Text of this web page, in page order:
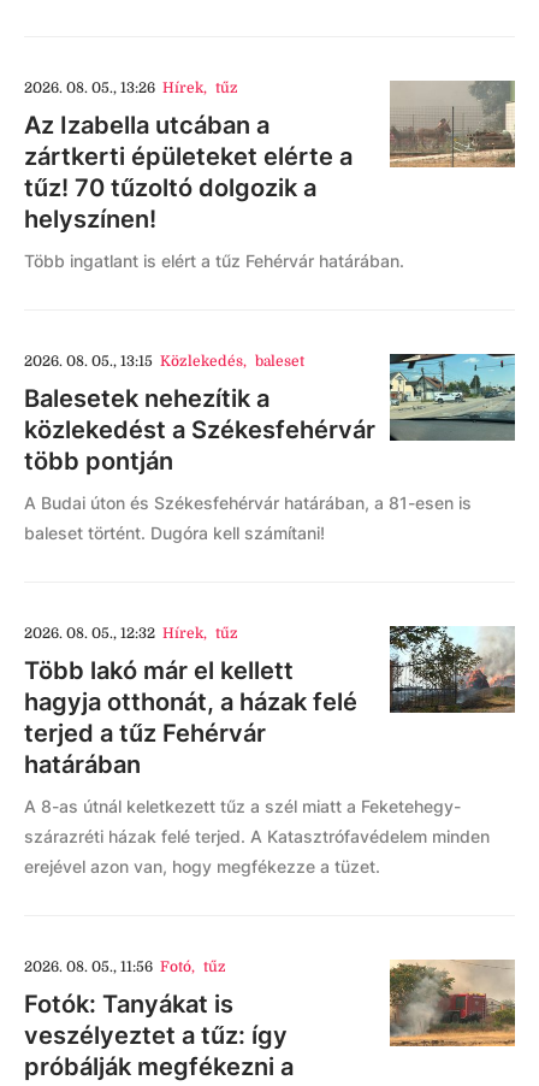
2026. 08. 05., 13:26 Hírek, tűz
Az Izabella utcában a
zártkerti épületeket elérte a
tűz! 70 tűzoltó dolgozik a
helyszínen!
Több ingatlant is elért a tűz Fehérvár határában.
2026. 08. 05., 13:15 Közlekedés, baleset
Balesetek nehezítik a
közlekedést a Székesfehérvár
több pontján
A Budai úton és Székesfehérvár határában, a 81-esen is
baleset történt. Dugóra kell számítani!
2026. 08. 05., 12:32 Hírek, tűz
Több lakó már el kellett
hagyja otthonát, a házak felé
terjed a tűz Fehérvár
határában
A 8-as útnál keletkezett tűz a szél miatt a Feketehegy-
szárazréti házak felé terjed. A Katasztrófavédelem minden
erejével azon van, hogy megfékezze a tüzet.
2026. 08. 05., 11:56 Fotó, tűz
Fotók: Tanyákat is
veszélyeztet a tűz: így
próbálják megfékezni a